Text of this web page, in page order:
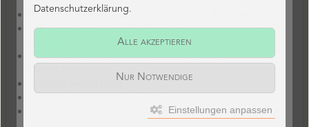
Präpositionen in und nach in Bezug auf Länder
auf die Frage »wohin?« – Präposition »nach«: »nach
auf die Frage »wo?« – Präposition »in«: »in
Deutschland«
Sprache betrachten
Deutschunterricht, DaZ, DaF
Datenschutzerklärung.
Alle akzeptieren
Nur Notwendige
Einstellungen anpassen